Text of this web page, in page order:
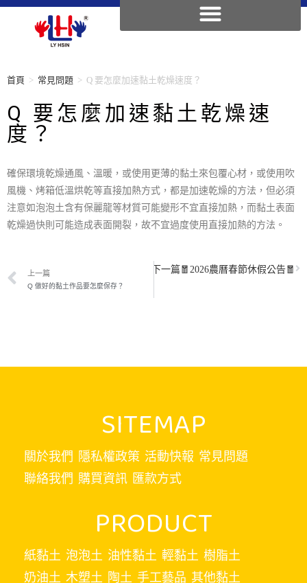
首頁 > 常見問題 > Q 要怎麼加速黏土乾燥速度？
Q 要怎麼加速黏土乾燥速
度？
確保環境乾燥通風、溫暖，或使用更薄的黏土來包覆心材，或使用吹
風機、烤箱低溫烘乾等直接加熱方式，都是加速乾燥的方法，但必須
注意如泡泡土含有保麗龍等材質可能變形不宜直接加熱，而黏土表面
乾燥過快則可能造成表面開裂，故不宜過度使用直接加熱的方法。
上一篇
Q 做好的黏土作品要怎麼保存？
下一篇 🧧2026農曆春節休假公告🧧
SITEMAP
關於我們 隱私權政策 活動快報 常見問題
聯絡我們 購買資訊 匯款方式
PRODUCT
紙黏土 泡泡土 油性黏土 輕黏土 樹脂土
奶油土 木塑土 陶土 手工藝品 其他黏土